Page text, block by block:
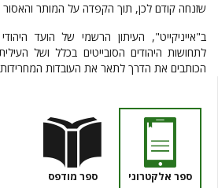
שזנחה קודם לכן, תוך הקפדה על המותר והאסור
ב"אייניקייט", העיתון הרשמי של הועד
לתחושות היהודים הסובייטים בכלל ושל
הכותבים את הדרך לתאר את העובדות
ספר אלקטרוני ספר מודפס